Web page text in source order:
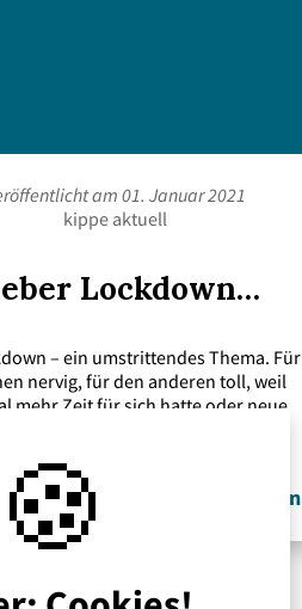
am 01. Januar 2021
kippe aktuell
Lockdown…
– ein umstrittendes Thema. Für
nervig, für den anderen toll, weil
mehr Zeit für sich hatte oder neue
» Weiterlesen
🍪